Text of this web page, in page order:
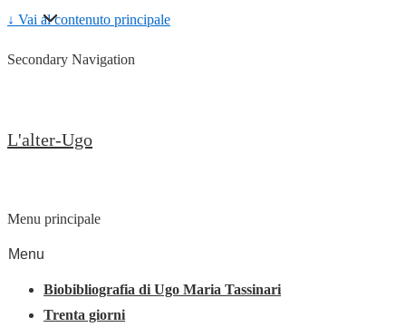
↓ Vai al contenuto principale
Secondary Navigation
L'alter-Ugo
Menu principale
Menu
Biobibliografia di Ugo Maria Tassinari
Trenta giorni